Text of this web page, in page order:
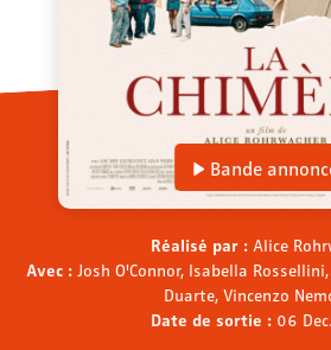
Bande
Réalisé par : Alice
Avec : Josh O'Connor, Isabella
Duarte, Vincenzo
Date de sortie : 06